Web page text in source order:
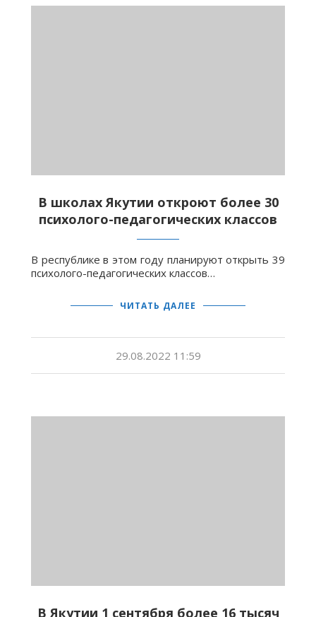
В школах Якутии откроют более 30
психолого-педагогических классов
В республике в этом году планируют открыть 39
психолого-педагогических классов…
ЧИТАТЬ ДАЛЕЕ
29.08.2022 11:59
В Якутии 1 сентября более 16 тысяч